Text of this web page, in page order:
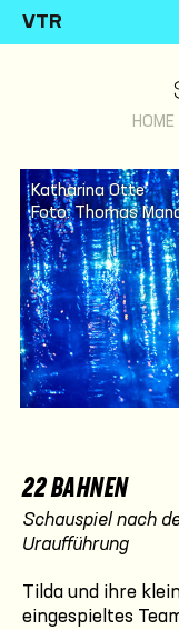
VTR
HOME
Katharina Otte
Foto: Thomas
22 BAHNEN
Schauspiel nach
Uraufführung
Tilda und ihre
eingespieltes